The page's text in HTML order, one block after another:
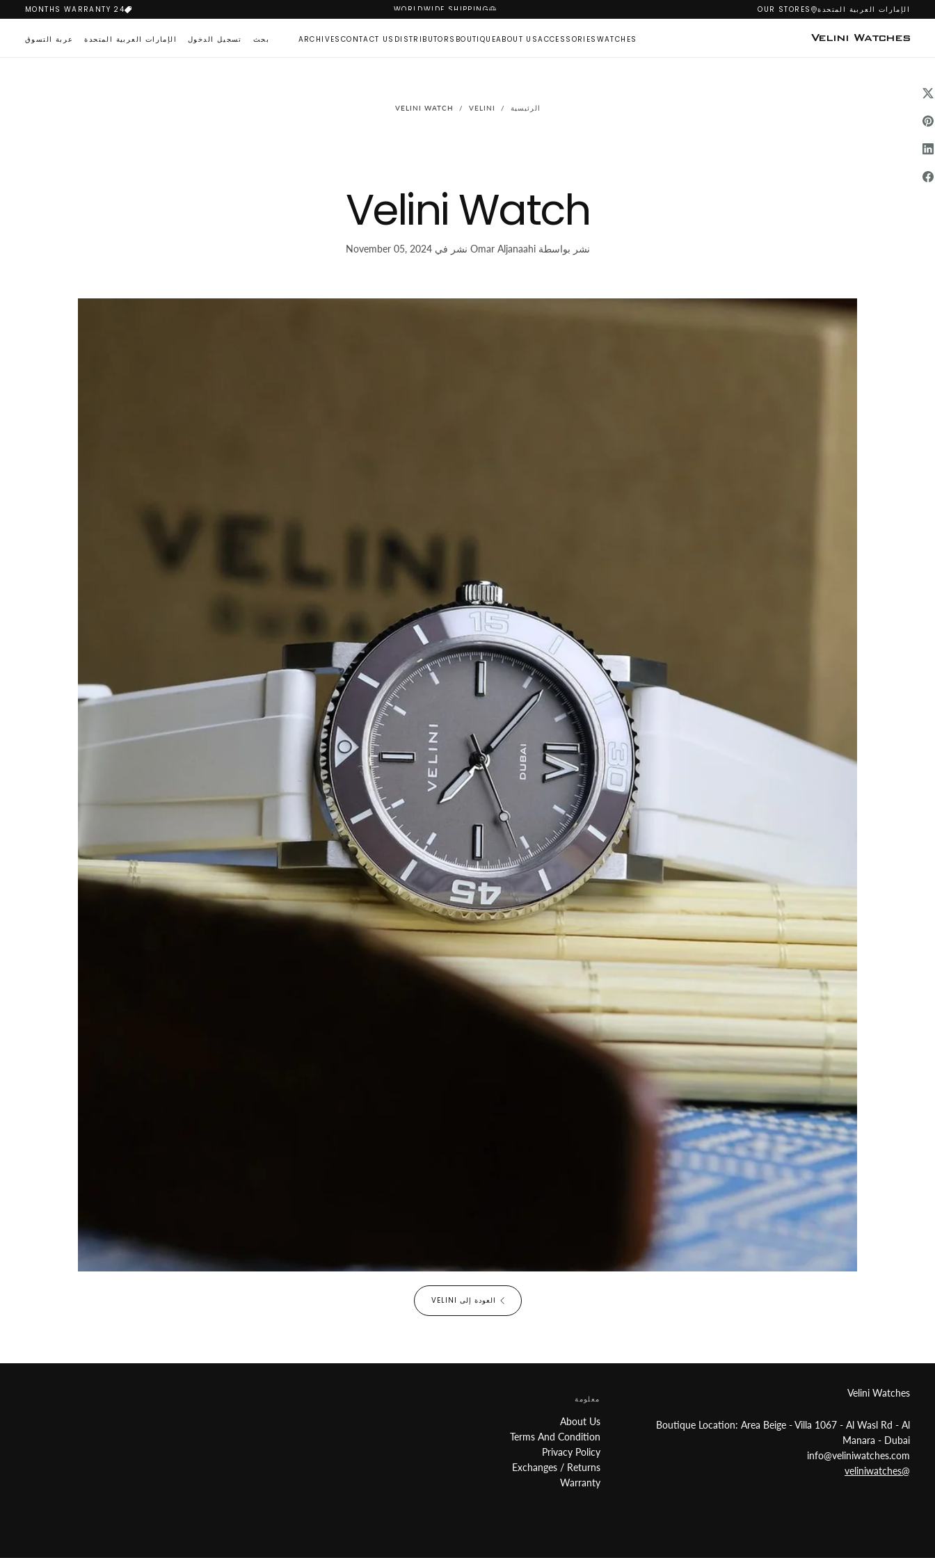
تخطي
إلى
الإمارات العربية المتحدة OUR STORES
WORLDWIDE SHIPPING
24 MONTHS WARRANTY
Velini Watches
WATCHES
ACCESSORIES
ABOUT US
BOUTIQUE
DISTRIBUTORS
CONTACT US
ARCHIVES بحث تسجيل الدخول الإمارات العربية المتحدة عربة التسوق
الرئيسية /
VELINI
/
VELINI WATCH
Velini Watch
نشر بواسطة Omar Aljanaahi نشر في November 05, 2024
العودة إلى VELINI
Velini Watches
Boutique Location: Area Beige - Villa 1067 - Al Wasl Rd - Al
Manara - Dubai
info@veliniwatches.com
@veliniwatches
معلومة
About Us
Terms And Condition
Privacy Policy
Exchanges / Returns
Warranty
السلة السريعة فارغة حالياً
لم يتم اختيار أي منتج بعد.